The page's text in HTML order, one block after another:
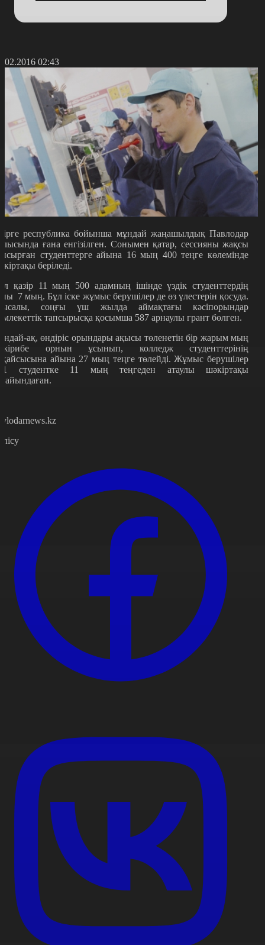
02:43
республика бойынша мұндай жаңашылдық Павлодар
ғана енгізілген. Сонымен қатар, сессияны жақсы
студенттерге айына 16 мың 400 теңге көлемінде
беріледі.
қазір 11 мың 500 адамның ішінде үздік студенттердің
7 мың. Бұл іске жұмыс берушілер де өз үлестерін қосуда.
соңғы үш жылда аймақтағы кәсіпорындар
тапсырысқа қосымша 587 арнаулы грант бөлген.
ақ, өндіріс орындары ақысы төленетін бір жарым мың
орнын ұсынып, колледж студенттерінің
айына 27 мың теңге төлейді. Жұмыс берушілер
студентке 11 мың теңгеден атаулы шәкіртақы